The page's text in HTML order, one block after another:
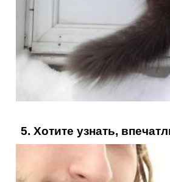
5. Хотите узнать,